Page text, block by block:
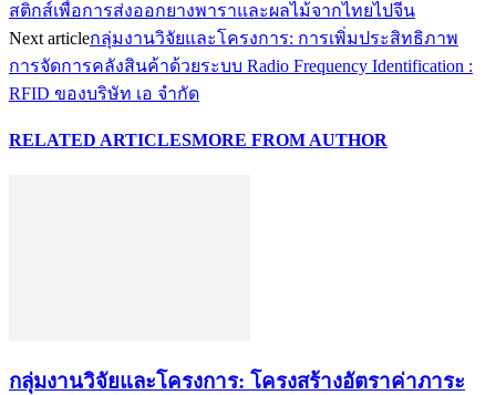
สติกส์เพื่อการส่งออกยางพาราและผลไม้จากไทยไปจีน
Next articleกลุ่มงานวิจัยและโครงการ: การเพิ่มประสิทธิภาพ
การจัดการคลังสินค้าด้วยระบบ Radio Frequency Identification :
RFID ของบริษัท เอ จำกัด
RELATED ARTICLESMORE FROM AUTHOR
กลุ่มงานวิจัยและโครงการ: โครงสร้างอัตราค่าภาระ